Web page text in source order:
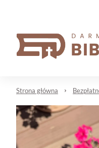
Strona główna